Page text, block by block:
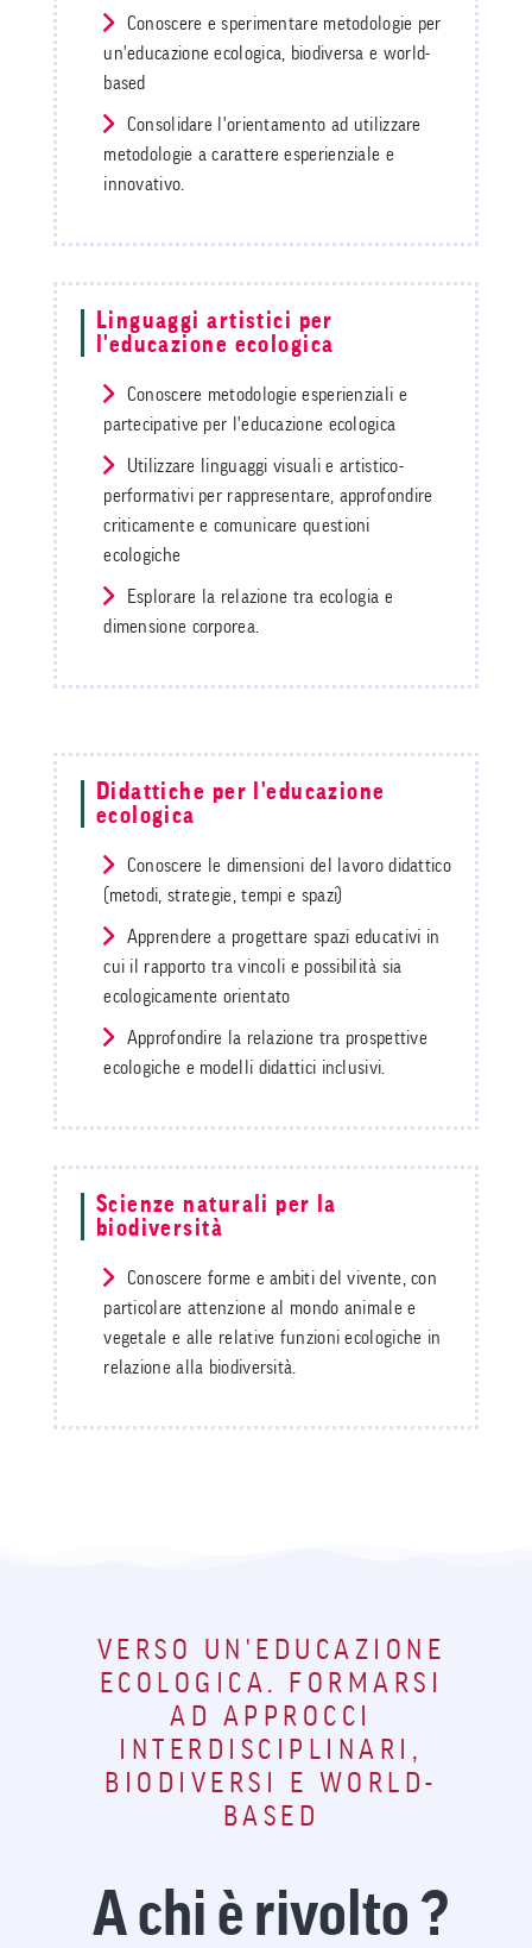
Conoscere e sperimentare metodologie per
un'educazione ecologica, biodiversa e world-
based
Consolidare l'orientamento ad utilizzare
metodologie a carattere esperienziale e
innovativo.
Linguaggi artistici per
l'educazione ecologica
Conoscere metodologie esperienziali e
partecipative per l'educazione ecologica
Utilizzare linguaggi visuali e artistico-
performativi per rappresentare, approfondire
criticamente e comunicare questioni
ecologiche
Esplorare la relazione tra ecologia e
dimensione corporea.
Didattiche per l'educazione
ecologica
Conoscere le dimensioni del lavoro didattico
(metodi, strategie, tempi e spazi)
Apprendere a progettare spazi educativi in
cui il rapporto tra vincoli e possibilità sia
ecologicamente orientato
Approfondire la relazione tra prospettive
ecologiche e modelli didattici inclusivi.
Scienze naturali per la
biodiversità
Conoscere forme e ambiti del vivente, con
particolare attenzione al mondo animale e
vegetale e alle relative funzioni ecologiche in
relazione alla biodiversità.
VERSO UN'EDUCAZIONE
ECOLOGICA. FORMARSI
AD APPROCCI
INTERDISCIPLINARI,
BIODIVERSI E WORLD-
BASED
A chi è rivolto ?